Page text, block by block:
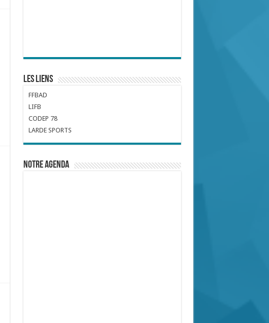
Les liens
FFBAD
LIFB
CODEP 78
LARDE SPORTS
Notre Agenda